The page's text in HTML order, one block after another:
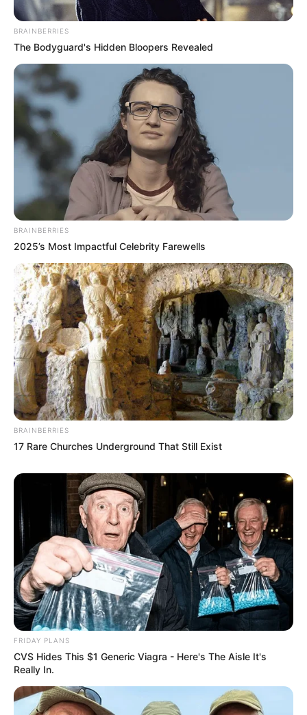
que o Senado está disposto a impor limites ao
Executivo.
No fim, a atitude de Alcolumbre reacende a
disputa por espaço dentro do Congresso. O
governo tenta avançar com sua escolha para o
STF, mas enfrentará um processo bem mais
difícil do que previa. A decisão do senador não
apenas complica a vida de Lula, mas também
reorganiza o jogo político dentro do Senado,
fortalecendo quem defende uma postura mais
independente em relação ao Palácio do Planalto.
VEJA TAMBÉM:
Cliqueaqui
juristas, economistas, jornalistas e profissionais
da saúde conservadores que denuncia absurdos
vividos no Brasil e no mundo, como tiranias,
VÍDEO: EDUARDO BOLSONARO REVELA
BASTIDORES ENVOLVENDO VÍDEO DE
MICHELLE ATACANDO FLAVIO
pensandodireita.com
JORNALISTA DE ESQUERDA SURPREENDE E
APONTA ABUSO NO JULGAMENTO DO STF
CONTRA EDUARDO BOLS…
pensandodireita.com
Clothes And Shoes Are The Real Challenges For
This Family!